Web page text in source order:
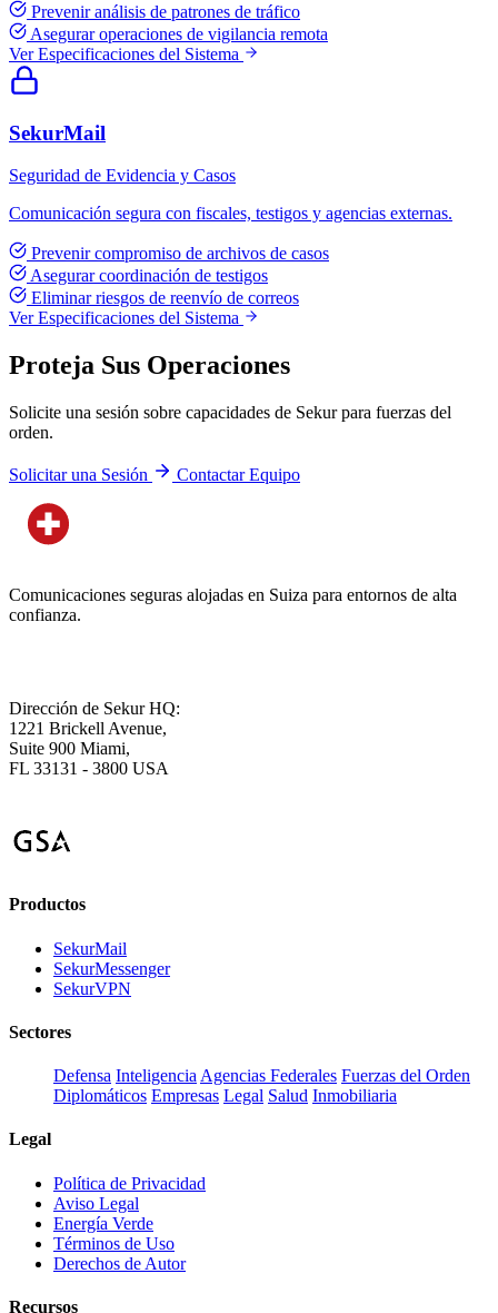
Prevenir análisis de patrones de tráfico
Asegurar operaciones de vigilancia remota
Ver Especificaciones del Sistema
SekurMail
Seguridad de Evidencia y Casos
Comunicación segura con fiscales, testigos y agencias externas.
Prevenir compromiso de archivos de casos
Asegurar coordinación de testigos
Eliminar riesgos de reenvío de correos
Ver Especificaciones del Sistema
Proteja Sus Operaciones
Solicite una sesión sobre capacidades de Sekur para fuerzas del
orden.
Solicitar una Sesión Contactar Equipo
Comunicaciones seguras alojadas en Suiza para entornos de alta
confianza.
Dirección de Sekur HQ:
1221 Brickell Avenue,
Suite 900 Miami,
FL 33131 - 3800 USA
Productos
SekurMail
SekurMessenger
SekurVPN
Sectores
Defensa Inteligencia Agencias Federales Fuerzas del Orden
Diplomáticos Empresas Legal Salud Inmobiliaria
Legal
Política de Privacidad
Aviso Legal
Energía Verde
Términos de Uso
Derechos de Autor
Recursos